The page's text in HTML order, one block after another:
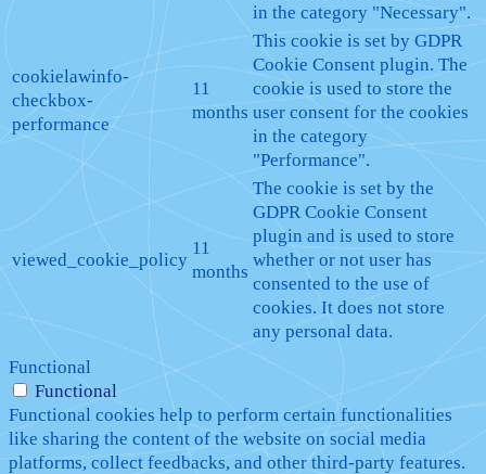
in the category "Necessary".
cookielawinfo-
checkbox-
performance
11
months
This cookie is set by GDPR
Cookie Consent plugin. The
cookie is used to store the
user consent for the cookies
in the category
"Performance".
viewed_cookie_policy
11
months
The cookie is set by the
GDPR Cookie Consent
plugin and is used to store
whether or not user has
consented to the use of
cookies. It does not store
any personal data.
Functional
Functional
Functional cookies help to perform certain functionalities
like sharing the content of the website on social media
platforms, collect feedbacks, and other third-party features.